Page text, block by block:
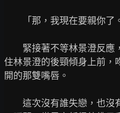
「那，我現在要親你了。
緊接著不等林景澄反應
住林景澄的後頸傾身上前，
開的那雙嘴唇。
這次沒有誰失戀，也沒